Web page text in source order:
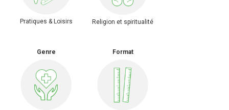
Pratiques & Loisirs Religion et spiritualité
Genre Format